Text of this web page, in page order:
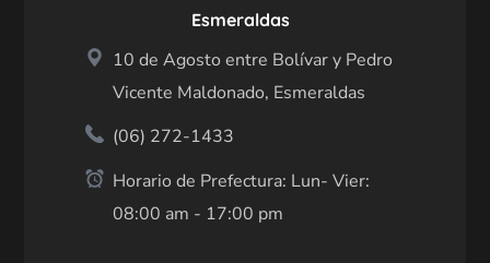
Esmeraldas
10 de Agosto entre Bolívar y Pedro
Vicente Maldonado, Esmeraldas
(06) 272-1433
Horario de Prefectura: Lun- Vier:
08:00 am - 17:00 pm